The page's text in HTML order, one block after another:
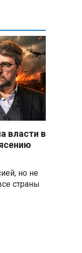
медали
по
по
власти в
но не
страны